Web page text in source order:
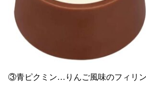
③青ピクミン…りんご風味のフィリ